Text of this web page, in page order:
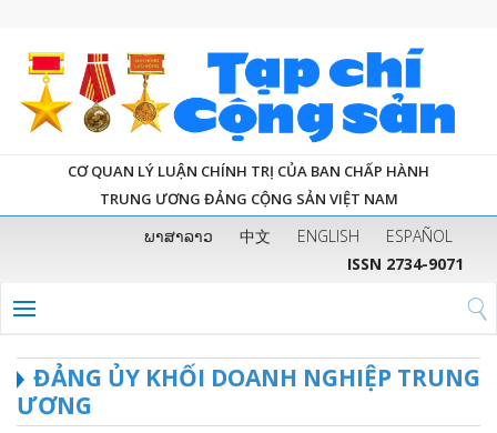
CƠ QUAN LÝ LUẬN CHÍNH TRỊ CỦA BAN CHẤP HÀNH
TRUNG ƯƠNG ĐẢNG CỘNG SẢN VIỆT NAM
ພາສາລາວ 中文 ENGLISH
ESPAÑOL
ISSN 2734-9071
ĐẢNG ỦY KHỐI DOANH NGHIỆP TRUNG
ƯƠNG